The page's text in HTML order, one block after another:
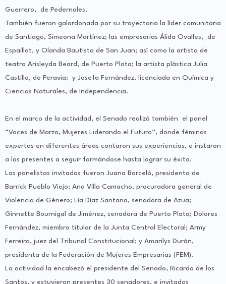
Guerrero, de Pedernales.
También fueron galardonada por su trayectoria la líder comunitaria
de Santiago, Simeona Martínez; las empresarias Álida Ovalles, de
Espaillat, y Olanda Bautista de San Juan; así como la artista de
teatro Arisleyda Beard, de Puerto Plata; la artista plástica Julia
Castillo, de Peravia; y Josefa Fernández, licenciada en Química y
Ciencias Naturales, de Independencia.
En el marco de la actividad, el Senado realizó también el panel
“Voces de Marzo, Mujeres Liderando el Futuro”, donde féminas
expertas en diferentes áreas contaron sus experiencias, e instaron
a las presentes a seguir formándose hasta lograr su éxito.
Las panelistas invitadas fueron Juana Barceló, presidenta de
Barrick Pueblo Viejo; Ana Villa Camacho, procuradora general de
Violencia de Género; Lía Díaz Santana, senadora de Azua;
Ginnette Bournigal de Jiménez, senadora de Puerto Plata; Dolores
Fernández, miembro titular de la Junta Central Electoral; Army
Ferreira, juez del Tribunal Constitucional; y Amarilys Durán,
presidenta de la Federación de Mujeres Empresarias (FEM).
La actividad la encabezó el presidente del Senado, Ricardo de los
Santos, y estuvieron presentes 30 senadores, e invitados